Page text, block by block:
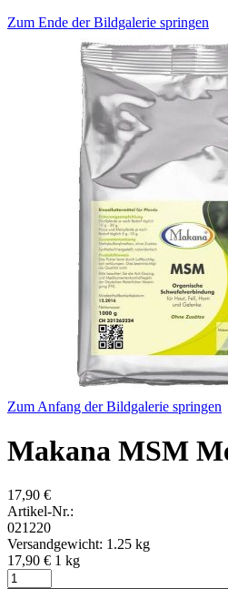
Zum Ende der Bildgalerie springen
Zum Anfang der Bildgalerie springen
Makana MSM
17,90 €
Artikel-Nr.:
021220
Versandgewicht: 1.25 kg
17,90 € 1 kg